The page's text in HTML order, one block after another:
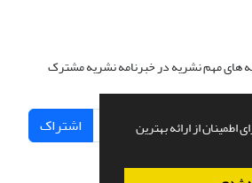
از ارائه بهترین
های مهم نشریه در خبرنامه نشریه مشترک
اشتراک